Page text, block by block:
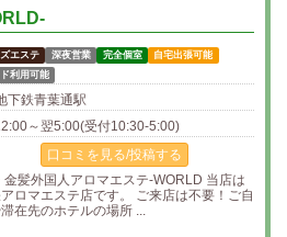
エステ 深夜営業 完全個室
自宅出張可能
利用可能
鉄青葉通駅
～翌5:00(受付10:30-5:00)
口コミを見る/投稿する
金髪外国人アロマエステ-WORLD 当店は
ロマエステ店です。 ご来店は不要！ご自
在先のホテルの場所 ...